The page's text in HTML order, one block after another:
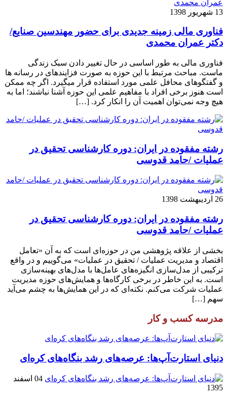
13 شهریور 1398
فناوری مالی زمینه جدیدی برای حضور مهندسین صنایع/
دکتر عمران محمدی
فناوری مالی به طور اساسی در حال تغییر دادن سبک زندگی
ماست. مباحث مرتبط با این حوزه به صورت فزاینده­ای در رسانه­ ها
و گفتگوهای محافل علمی مورد استفاده قرار می­گیرد. اگر چه ممکن
است هنوز برخی افراد با مفاهیم علمی این حوزه آشنا نباشند؛ اما به
هیچ وجه نمی‌توان اهمیت آن را انکار کرد. […]
رشته مفقوده در ایران: دوره کارشناسی تحقیق در
عملیات /حامد قدوسی
26 اردیبهشت 1398
رشته مفقوده در ایران: دوره کارشناسی تحقیق در
عملیات /حامد قدوسی
بخشی از علاقه پژوهشی من در حوزه‌ای است که به آن «تعامل
اقتصاد و مدیریت عملیات / تحقیق در عملیات» می‌گوییم و در واقع
ترکیبی از مدل‌سازی انگیزه‌های عامل‌ها با مدل‌های بهینه‌سازی
است. به این خاطر در برخی کارگاه‌ها و همایش‌های حوزه مدیریت
عملیات شرکت می‌کنم. نکته‌ای که در این همایش‌ها به چشم می‌آید
سهم […]
مدرسه کسب و کار
دنیای استارت‌آپ‌ها: عرصه‌های رشد بنگاه‌های کره‌ای‌
04 اسفند
1395